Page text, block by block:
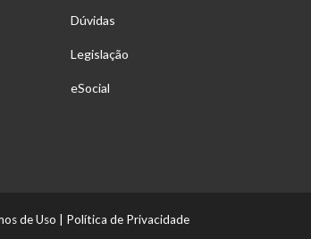
Dúvidas
Legislação
eSocial
de Uso Política de Privacidade